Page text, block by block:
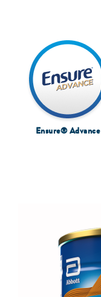
Ensure® Advance